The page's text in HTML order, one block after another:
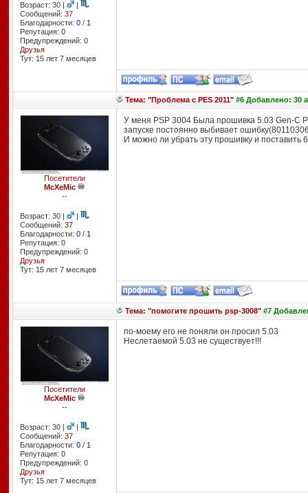
Возраст: 30 |
|
Сообщений: 37
Благодарности: 0/ 1
Репутация: 0
Предупреждений: 0
Друзья
Тут: 15 лет 7 месяцев
Тема: "Проблема с PES 2011"#6 Добавлено: 30
Посетители
McXeMic
--
Возраст: 30 |
|
Сообщений: 37
Благодарности: 0/ 1
Репутация: 0
Предупреждений: 0
Друзья
Тут: 15 лет 7 месяцев
У меня PSP 3004 Была прошивка 5.03 Gen-C
запуске постоянно выбивает
И можно ли убрать эту прошивку и поставить
Тема: "помогите прошить psp-3008"#7
Посетители
McXeMic
--
Возраст: 30 |
|
Сообщений: 37
Благодарности: 0/ 1
Репутация: 0
Предупреждений: 0
Друзья
Тут: 15 лет 7 месяцев
по-моему его не поняли он просил 5.03
Неслетаемой 5.03 не существует!!!